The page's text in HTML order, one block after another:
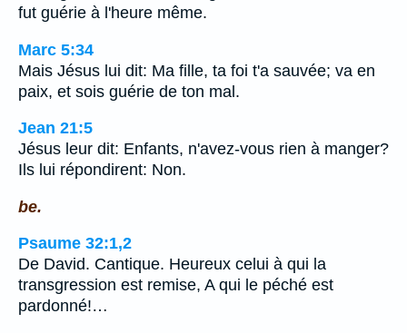
fut guérie à l'heure même.
Marc 5:34
Mais Jésus lui dit: Ma fille, ta foi t'a sauvée; va en
paix, et sois guérie de ton mal.
Jean 21:5
Jésus leur dit: Enfants, n'avez-vous rien à manger?
Ils lui répondirent: Non.
be.
Psaume 32:1,2
De David. Cantique. Heureux celui à qui la
transgression est remise, A qui le péché est
pardonné!…